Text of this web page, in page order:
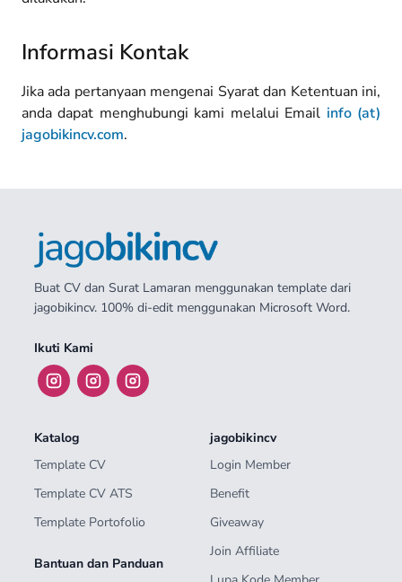
Informasi Kontak
Jika ada pertanyaan mengenai Syarat dan Ketentuan ini,
anda dapat menghubungi kami melalui Email info (at)
jagobikincv.com.
Buat CV dan Surat Lamaran menggunakan template dari
jagobikincv. 100% di-edit menggunakan Microsoft Word.
Ikuti Kami
Katalog
Template CV
Template CV ATS
Template Portofolio
jagobikincv
Login Member
Benefit
Giveaway
Join Affiliate
Bantuan dan Panduan